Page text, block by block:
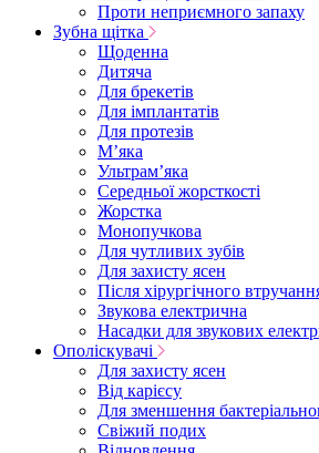
Проти неприємного запаху
Зубна щітка
Щоденна
Дитяча
Для брекетів
Для імплантатів
Для протезів
Мʼяка
Ультрамʼяка
Середньої жорсткості
Жорстка
Монопучкова
Для чутливих зубів
Для захисту ясен
Після хірургічного
Звукова електрична
Насадки для звукових
Ополіскувачі
Для захисту ясен
Від карієсу
Для зменшення
Свіжий подих